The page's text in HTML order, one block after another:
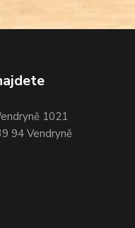
1021
94 Vendryně